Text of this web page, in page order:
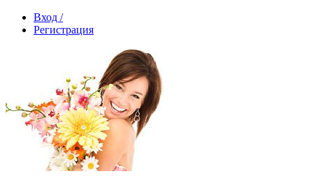
Вход /
Регистрация